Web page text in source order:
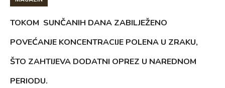
TOKOM SUNČANIH DANA ZABILJEŽENO
POVEĆANJE KONCENTRACIJE POLENA U ZRAKU,
ŠTO ZAHTIJEVA DODATNI OPREZ U NAREDNOM
PERIODU.